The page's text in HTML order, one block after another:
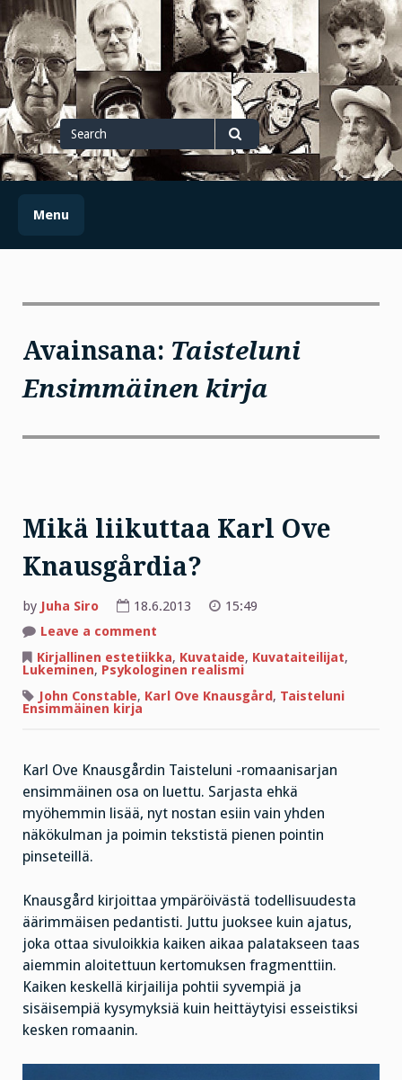
Skip
to
content
Search
for
Search
Menu
Avainsana: Taisteluni
Ensimmäinen kirja
Mikä liikuttaa Karl Ove
Knausgårdia?
by Juha Siro 18.6.2013
15:49
Leave a comment
liikuttaa
Karl
Ove
Knausgårdia?
Kirjallinen estetiikka, Kuvataide, Kuvataiteilijat,
Lukeminen, Psykologinen realismi
John Constable, Karl Ove Knausgård, Taisteluni
Ensimmäinen kirja
Karl Ove Knausgårdin Taisteluni -romaanisarjan
ensimmäinen osa on luettu. Sarjasta ehkä
myöhemmin lisää, nyt nostan esiin vain yhden
näkökulman ja poimin tekstistä pienen pointin
pinseteillä.
Knausgård kirjoittaa ympäröivästä todellisuudesta
äärimmäisen pedantisti. Juttu juoksee kuin ajatus,
joka ottaa sivuloikkia kaiken aikaa palatakseen taas
aiemmin aloitettuun kertomuksen fragmenttiin.
Kaiken keskellä kirjailija pohtii syvempiä ja
sisäisempiä kysymyksiä kuin heittäytyisi esseistiksi
kesken romaanin.